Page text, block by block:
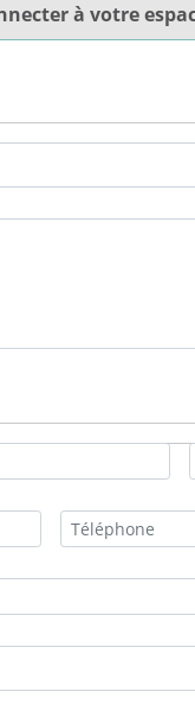
à votre